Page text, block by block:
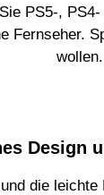
PS5-,
Fernseher.
wollen.
Design
die